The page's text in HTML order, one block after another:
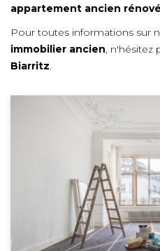
appartement ancien rénové
Pour toutes informations sur
immobilier ancien, n'hésitez
Biarritz.